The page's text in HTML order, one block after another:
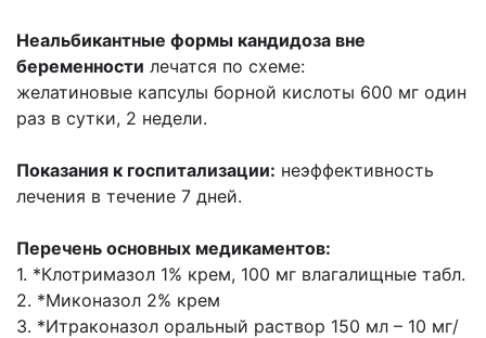
Неальбикантные формы кандидоза вне
беременности лечатся по схеме:
желатиновые капсулы борной кислоты 600 мг один
раз в сутки, 2 недели.
Показания к госпитализации: неэффективность
лечения в течение 7 дней.
Перечень основных медикаментов:
1. *Клотримазол 1% крем, 100 мг влагалищные табл.
2. *Миконазол 2% крем
3. *Итраконазол оральный раствор 150 мл – 10 мг/